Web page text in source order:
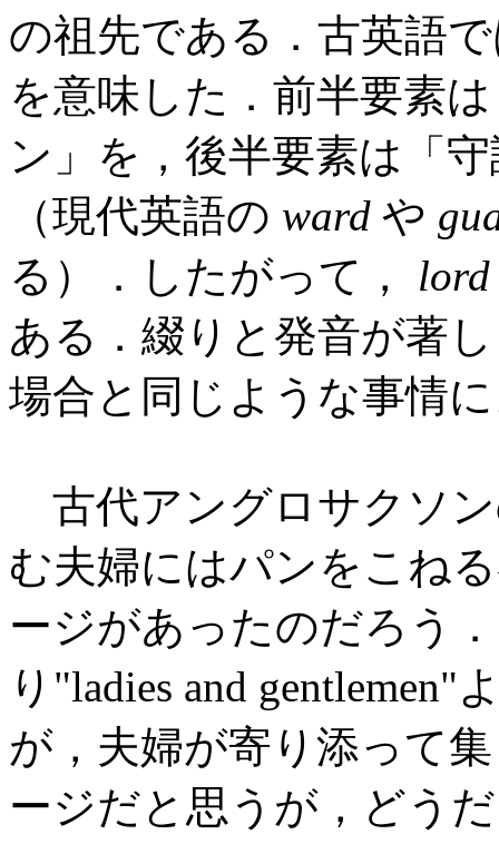
の祖先である．古英語
を意味した．前半要素
ン」を，後半要素は「
（現代英語の ward や
る）．したがって， lord
ある．綴りと発音が著
場合と同じような事情
古代アングロサクソ
む夫婦にはパンをこね
ージがあったのだろう
り"ladies and gentlemen"
が，夫婦が寄り添って
ージだと思うが，どう